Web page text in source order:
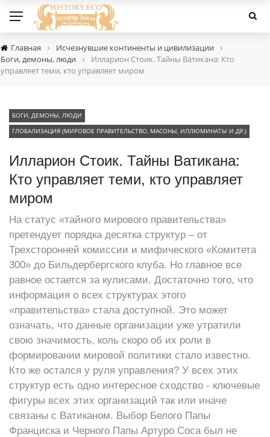
Главная › Исчезнувшие континенты и цивилизации ›
Боги, демоны, люди ›
Илларион Стоик. Тайны Ватикана: Кто
управляет теми, кто управляет миром
БОГИ, ДЕМОНЫ, ЛЮДИ
ГЛОБАЛИЗАЦИЯ (МИРОВОЕ ПРАВИТЕЛЬСТВО, МАСОНЫ, ИЛЛЮМИНАТЫ И ДР,)
Илларион Стоик. Тайны Ватикана:
Кто управляет теми, кто управляет
миром
На статус «тайного мирового правительства»
претендует порядка десятка структур – от
Трехсторонней комиссии и мифического «Комитета
300» до Бильдербергского клуба. Но главное все
равное остается за кулисами. Достаточно того, что
информация о всех структурах этого
«правительства» стала доступной. Это может
означать, что данные организации уже утратили
свою значимость, коль скоро об их роли в
формировании мировой политики стало известно.
Кто же остался у руля управления? У всех этих
структур есть одно интересное сходство - ключевые
фигуры всех этих организаций так или иначе
связаны с Ватиканом. Выбор Белого Папы
Франциска и Черного Папы Артуро Соса был не